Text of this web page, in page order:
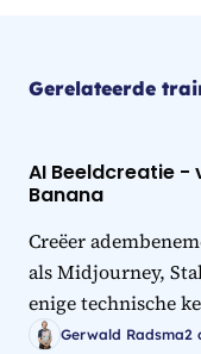
Gerelateerde
AI Beeldcreatie -
Banana
Creëer
als Midjourney,
enige technische
Gerwald Radsma2